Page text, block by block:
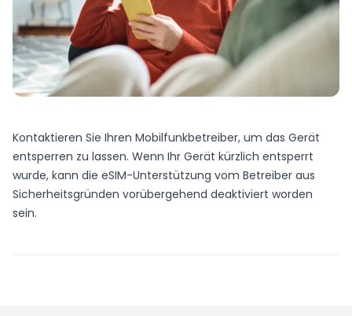
Kontaktieren Sie Ihren Mobilfunkbetreiber, um das Gerät
entsperren zu lassen. Wenn Ihr Gerät kürzlich entsperrt
wurde, kann die eSIM-Unterstützung vom Betreiber aus
Sicherheitsgründen vorübergehend deaktiviert worden
sein.